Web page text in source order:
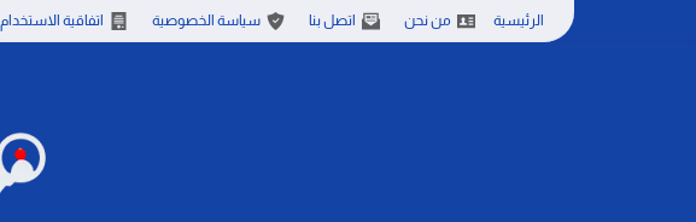
الرئيسية من نحن اتصل بنا سياسة الخصوصية اتفاقية الاستخدام